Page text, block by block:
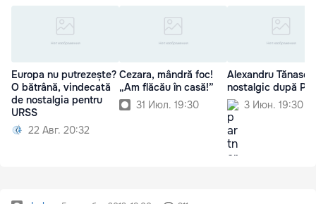
Europa nu putrezește?
O bătrână, vindecată
de nostalgia pentru
URSS
22 Авг. 20:32
Cezara, mândră foc!
„Am flăcău în casă!”
31 Июл. 19:30
Alexandru Tănase
nostalgic după
3 Июн. 19:30